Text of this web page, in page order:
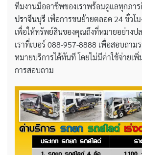
ทีมงานมืออาชีพของเราพร้อมดูแลทุกภาร
ปราจีนบุรี เพื่อการขนย้ายตลอด 24 ชั่วโ
เพื่อให้ทรัพย์สินของคุณถึงที่หมายอย่างป
เราที่เบอร์ 088-957-8888 เพื่อสอบถาม
หมายบริการได้ทันที โดยไม่มีค่าใช้จ่ายเ
การสอบถาม